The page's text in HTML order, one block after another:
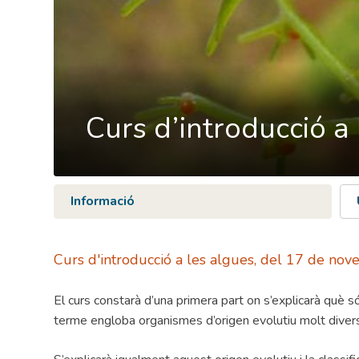
Curs d’introducció
Informació
Curs d'introducció a les algues, del 17 de
El curs constarà d’una primera part on s’explicarà què
terme engloba organismes d’origen evolutiu molt